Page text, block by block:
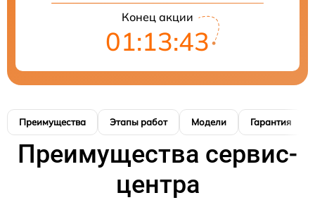
Конец акции
01:13:42
Преимущества Этапы работ Модели Гарантия
Преимущества сервис-
центра